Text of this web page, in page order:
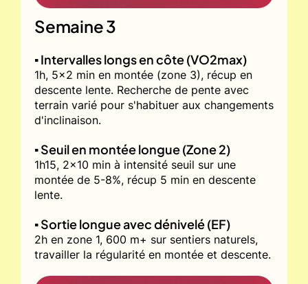
Semaine 3
▪️ Intervalles longs en côte (VO2max)
1h, 5x2 min en montée (zone 3), récup en
descente lente. Recherche de pente avec
terrain varié pour s'habituer aux changements
d'inclinaison.
▪️ Seuil en montée longue (Zone 2)
1h15, 2x10 min à intensité seuil sur une
montée de 5-8%, récup 5 min en descente
lente.
▪️ Sortie longue avec dénivelé (EF)
2h en zone 1, 600 m+ sur sentiers naturels,
travailler la régularité en montée et descente.